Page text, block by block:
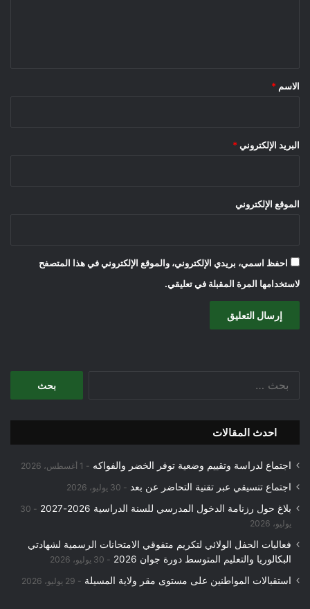
*
الاسم *
البريد الإلكتروني *
الموقع الإلكتروني
احفظ اسمي، بريدي الإلكتروني، والموقع الإلكتروني في هذا المتصفح
لاستخدامها المرة المقبلة في تعليقي.
احدث المقالات
اجتماع لدراسة وتقييم وضعية توفر الخضر والفواكه 1 أغسطس، 2026
اجتماع تنسيقي عبر تقنية التحاضر عن بعد 30 يوليو، 2026
بلاغ حول رزنامة الدخول المدرسي للسنة الدراسية 2026-2027
30
يوليو، 2026
فعاليات الحفل الولائي لتكريم متفوقي الامتحانات الرسمية لشهادتي
البكالوريا والتعليم المتوسط دورة جوان 2026
30 يوليو، 2026
استقبالات المواطنين على مستوى مقر ولاية المسيلة 29 يوليو، 2026